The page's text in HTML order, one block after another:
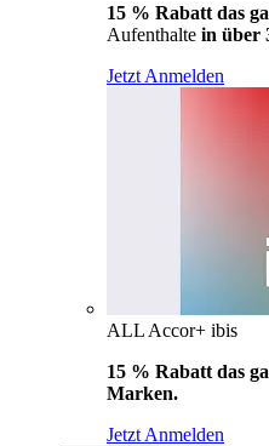
15 % Rabatt das
Aufenthalte in über
Jetzt Anmelden
ALL Accor+ ibis
15 % Rabatt das
Marken.
Jetzt Anmelden